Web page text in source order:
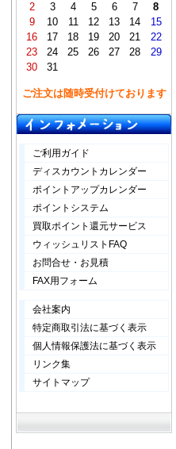
2
3 4 5 6 7
8
9
10 11 12 13 14
15
16
17 18 19 20 21
22
23
24 25 26 27 28
29
30
31
ご注文は随時受付けております
ご利用ガイド
ディスカウントカレンダー
ポイントアップカレンダー
ポイントシステム
買取ポイント還元サービス
ウィッシュリストFAQ
お問合せ・お見積
FAX用フォーム
会社案内
特定商取引法に基づく表示
個人情報保護法に基づく表示
リンク集
サイトマップ